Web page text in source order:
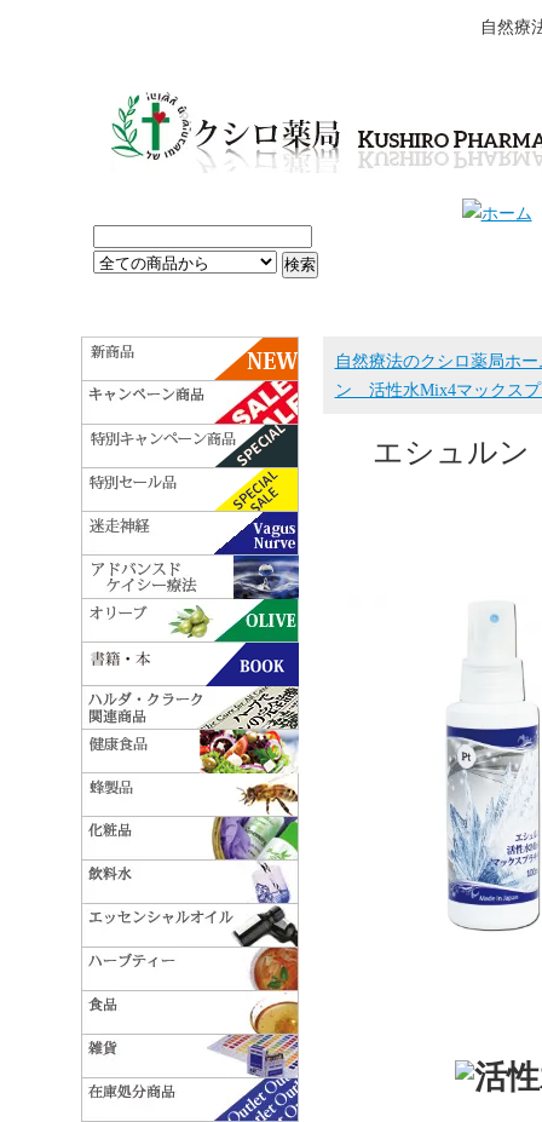
自然療
自然療法のクシロ薬局ホー
ン 活性水Mix4マックス
エシュル